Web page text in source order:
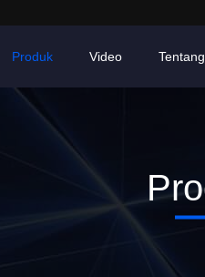
Produk Video